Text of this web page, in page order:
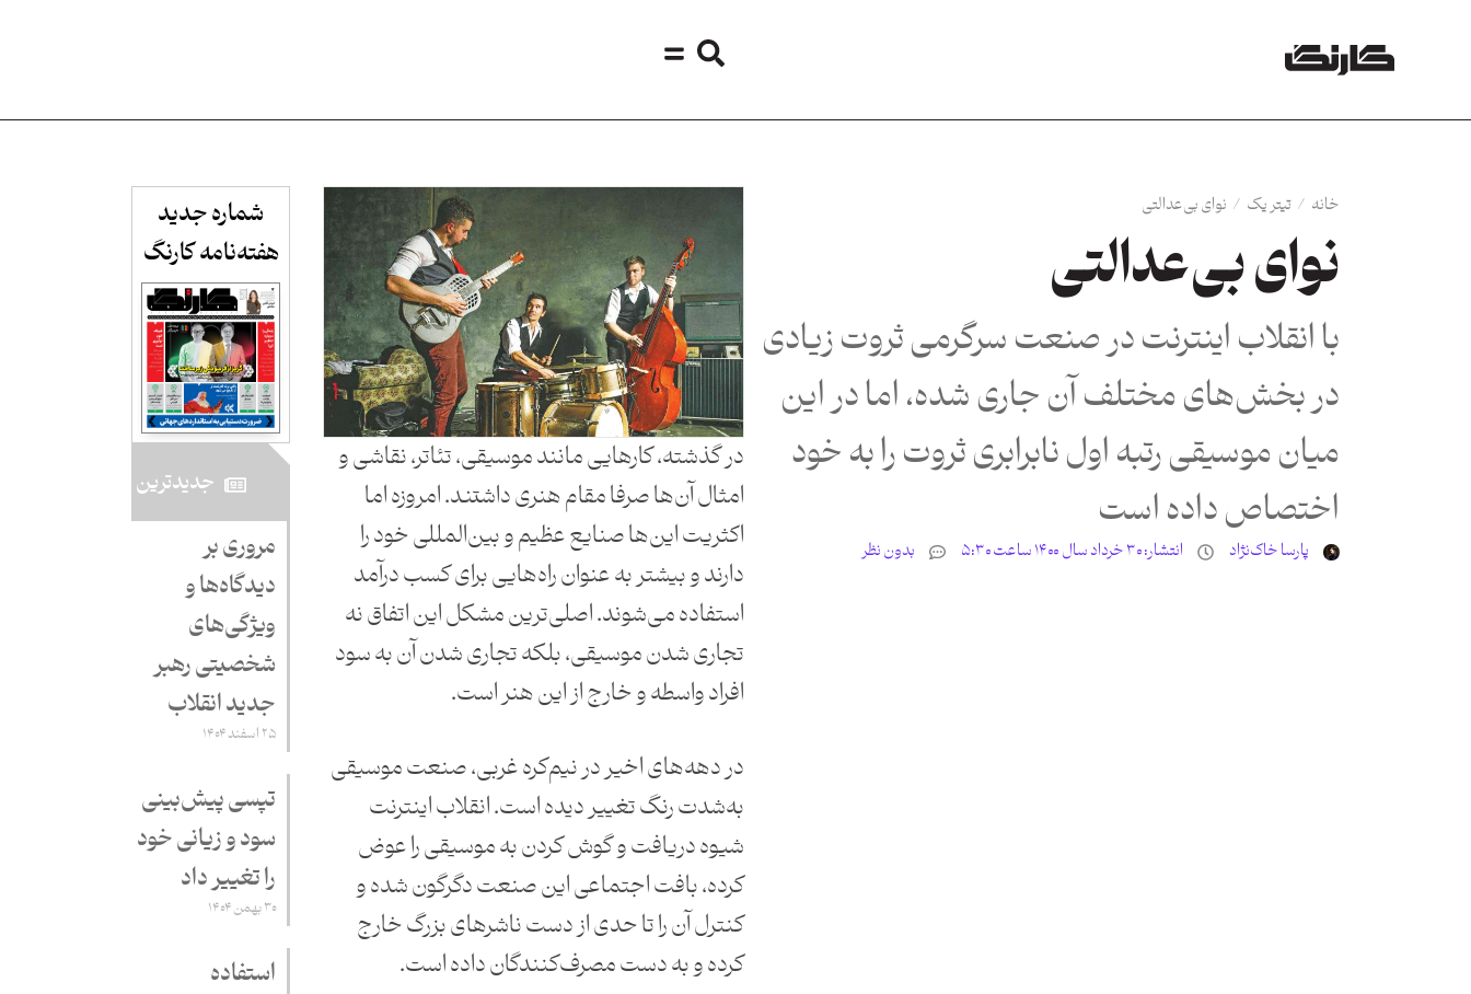
خانه / تیتر یک / نوای بی‌عدالتی
نوای بی‌عدالتی
با انقلاب اینترنت در صنعت سرگرمی ثروت زیادی
در بخش‌های مختلف آن جاری شده، اما در این
میان موسیقی رتبه اول نابرابری ثروت را به خود
اختصاص داده است
پارسا خاک‌نژاد انتشار:۳۰ خرداد سال ۱۴۰۰ ساعت ۵:۳۰ بدون نظر
در گذشته، کارهایی مانند موسیقی، تئاتر، نقاشی و
امثال آن‌ها صرفا مقام هنری داشتند. امروزه اما
اکثریت این‌ها صنایع عظیم و بین‌المللی خود را
دارند و بیشتر به عنوان راه‌هایی برای کسب درآمد
استفاده می‌شوند. اصلی‌ترین مشکل این اتفاق نه
تجاری شدن موسیقی، بلکه تجاری شدن آن به سود
افراد واسطه و خارج از این هنر است.
در دهه‌های اخیر در نیم‌کره غربی، صنعت موسیقی
به‌شدت رنگ تغییر دیده است. انقلاب اینترنت
شیوه دریافت و گوش کردن به موسیقی را عوض
کرده، بافت اجتماعی این صنعت دگرگون شده و
کنترل آن را تا حدی از دست ناشر‌های بزرگ خارج
کرده و به دست مصرف‌کنندگان داده است.
شماره جدید
هفته‌نامه کارنگ​
جدید‌ترین
مروری بر
دیدگاه‌ها و
ویژگی‌های
شخصیتی رهبر
جدید انقلاب
۲۵ اسفند ۱۴۰۴
تپسی پیش‌بینی
سود و زیانی خود
را تغییر داد
۳۰ بهمن ۱۴۰۴
استفاده